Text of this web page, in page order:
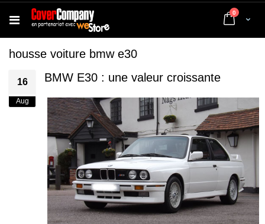
Cart
0 articles
housse voiture bmw e30
16
Aug
BMW E30 : une valeur croissante